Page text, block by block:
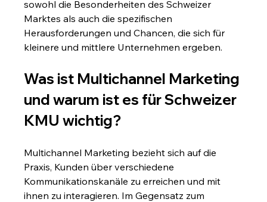
sowohl die Besonderheiten des Schweizer
Marktes als auch die spezifischen
Herausforderungen und Chancen, die sich für
kleinere und mittlere Unternehmen ergeben.
Was ist Multichannel Marketing
und warum ist es für Schweizer
KMU wichtig?
Multichannel Marketing bezieht sich auf die
Praxis, Kunden über verschiedene
Kommunikationskanäle zu erreichen und mit
ihnen zu interagieren. Im Gegensatz zum